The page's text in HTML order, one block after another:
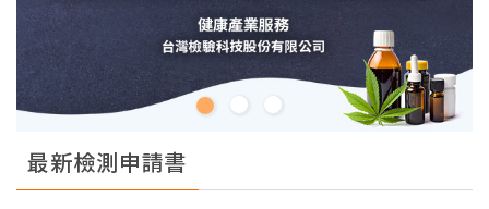
最新檢測申請書